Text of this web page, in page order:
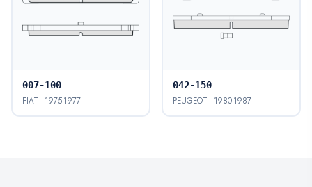
007-100
FIAT · 1975-1977
042-150
PEUGEOT · 1980-1987